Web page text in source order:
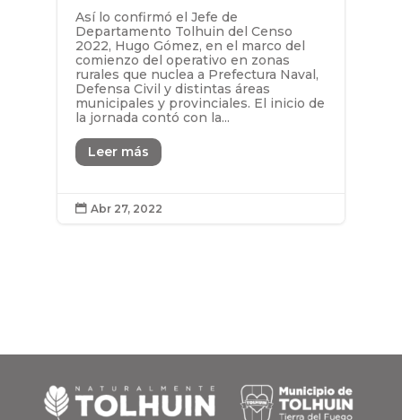
Así lo confirmó el Jefe de
Departamento Tolhuin del Censo
2022, Hugo Gómez, en el marco del
comienzo del operativo en zonas
rurales que nuclea a Prefectura Naval,
Defensa Civil y distintas áreas
municipales y provinciales. El inicio de
la jornada contó con la...
Leer más
 Abr 27, 2022